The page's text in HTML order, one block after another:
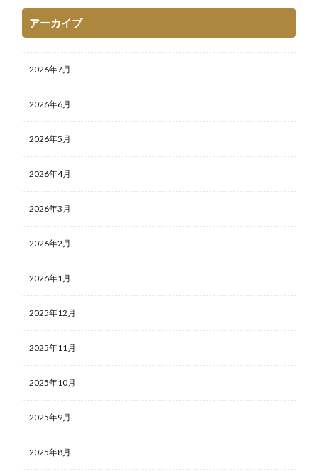
アーカイブ
2026年7月
2026年6月
2026年5月
2026年4月
2026年3月
2026年2月
2026年1月
2025年12月
2025年11月
2025年10月
2025年9月
2025年8月